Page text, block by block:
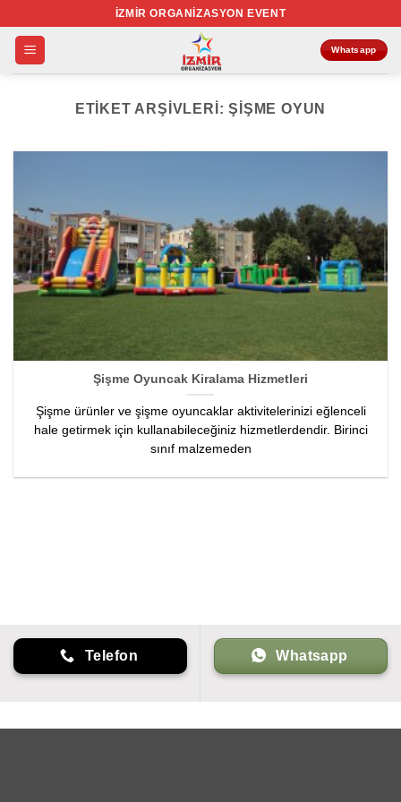
atla
İZMIR ORGANIZASYON EVENT
Whatsapp
ETIKET ARŞIVLERI:ŞIŞME OYUN
Şişme Oyuncak Kiralama Hizmetleri
Şişme ürünler ve şişme oyuncaklar aktivitelerinizi eğlenceli
hale getirmek için kullanabileceğiniz hizmetlerdendir. Birinci
sınıf malzemeden
Telefon Whatsapp